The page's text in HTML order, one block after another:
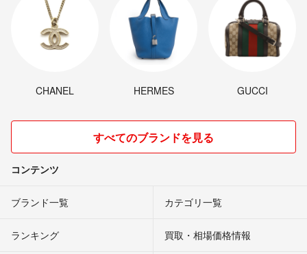
CHANEL HERMES GUCCI
すべてのブランドを見る
コンテンツ
ブランド一覧 カテゴリ一覧
ランキング 買取・相場価格情報